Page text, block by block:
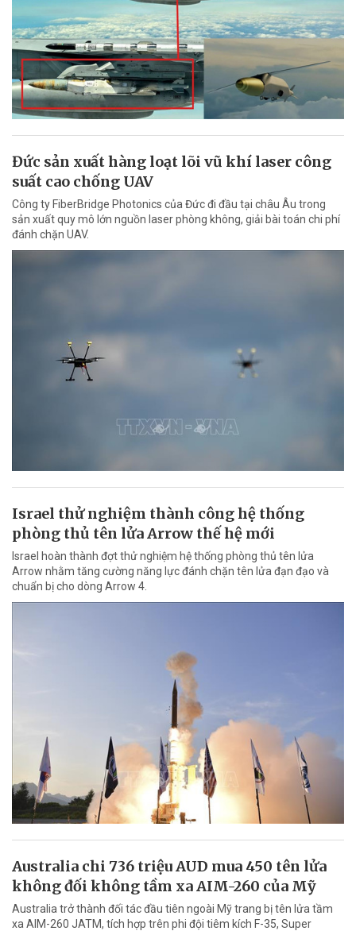
Đức sản xuất hàng loạt lõi vũ khí laser công
suất cao chống UAV
Công ty FiberBridge Photonics của Đức đi đầu tại châu Âu trong
sản xuất quy mô lớn nguồn laser phòng không, giải bài toán chi phí
đánh chặn UAV.
Israel thử nghiệm thành công hệ thống
phòng thủ tên lửa Arrow thế hệ mới
Israel hoàn thành đợt thử nghiệm hệ thống phòng thủ tên lửa
Arrow nhằm tăng cường năng lực đánh chặn tên lửa đạn đạo và
chuẩn bị cho dòng Arrow 4.
Australia chi 736 triệu AUD mua 450 tên lửa
không đối không tầm xa AIM-260 của Mỹ
Australia trở thành đối tác đầu tiên ngoài Mỹ trang bị tên lửa tầm
xa AIM-260 JATM, tích hợp trên phi đội tiêm kích F-35, Super